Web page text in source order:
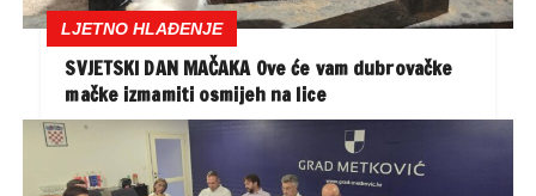
LJETNO HLAĐENJE
SVJETSKI DAN MAČAKA Ove će vam dubrovačke
mačke izmamiti osmijeh na lice